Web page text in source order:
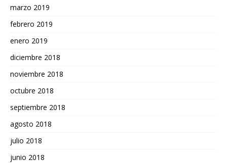
marzo 2019
febrero 2019
enero 2019
diciembre 2018
noviembre 2018
octubre 2018
septiembre 2018
agosto 2018
julio 2018
junio 2018